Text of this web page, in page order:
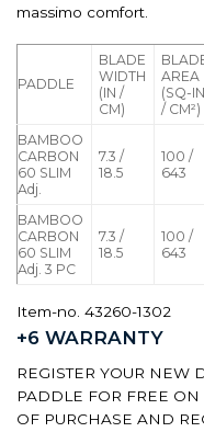
massimo comfort.
PADDLE
BLADE
WIDTH
(IN /
CM)
AREA
(SQ-IN
/ CM²)
BAMBOO
CARBON
60 SLIM
Adj.
7.3 /
18.5
100 /
643
BAMBOO
CARBON
60 SLIM
Adj. 3 PC
7.3 /
18.5
100 /
643
Item-no. 43260-1302
+6 WARRANTY
REGISTER YOUR NEW
PADDLE FOR FREE
OF PURCHASE AND